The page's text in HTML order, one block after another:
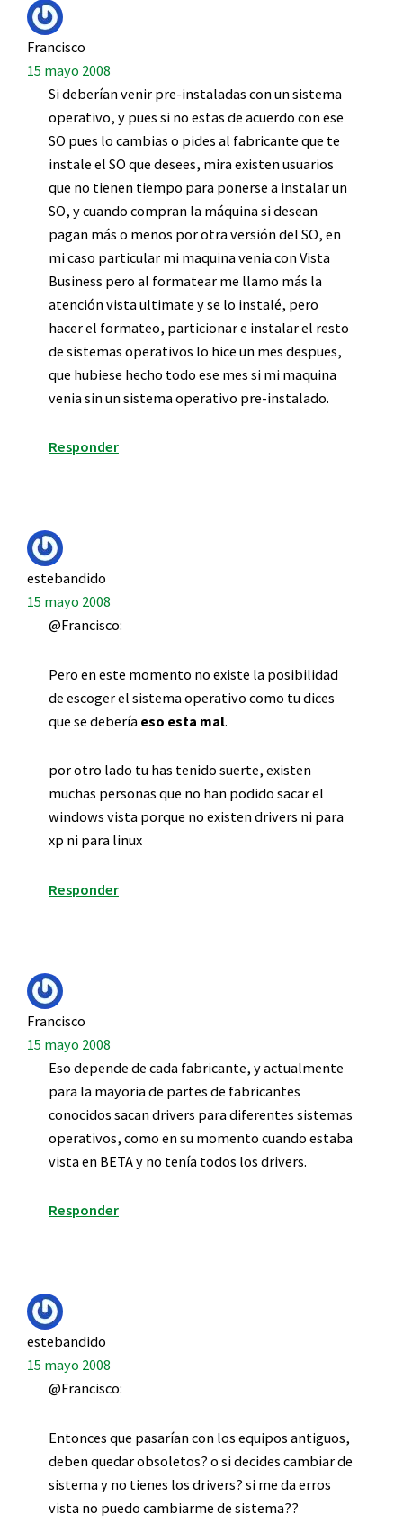
Francisco
15 mayo 2008
Si deberían venir pre-instaladas con un sistema
operativo, y pues si no estas de acuerdo con ese
SO pues lo cambias o pides al fabricante que te
instale el SO que desees, mira existen usuarios
que no tienen tiempo para ponerse a instalar un
SO, y cuando compran la máquina si desean
pagan más o menos por otra versión del SO, en
mi caso particular mi maquina venia con Vista
Business pero al formatear me llamo más la
atención vista ultimate y se lo instalé, pero
hacer el formateo, particionar e instalar el resto
de sistemas operativos lo hice un mes despues,
que hubiese hecho todo ese mes si mi maquina
venia sin un sistema operativo pre-instalado.
Responder
estebandido
15 mayo 2008
@Francisco:
Pero en este momento no existe la posibilidad
de escoger el sistema operativo como tu dices
que se debería eso esta mal.
por otro lado tu has tenido suerte, existen
muchas personas que no han podido sacar el
windows vista porque no existen drivers ni para
xp ni para linux
Responder
Francisco
15 mayo 2008
Eso depende de cada fabricante, y actualmente
para la mayoria de partes de fabricantes
conocidos sacan drivers para diferentes sistemas
operativos, como en su momento cuando estaba
vista en BETA y no tenía todos los drivers.
Responder
estebandido
15 mayo 2008
@Francisco:
Entonces que pasarían con los equipos antiguos,
deben quedar obsoletos? o si decides cambiar de
sistema y no tienes los drivers? si me da erros
vista no puedo cambiarme de sistema??